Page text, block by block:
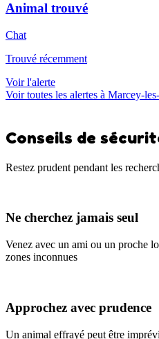
Animal trouvé
Chat
Trouvé récemment
Voir l'alerte
Voir toutes les alertes à Marcey-
Conseils de
Restez prudent pendant les
Ne cherchez jamais seul
Venez avec un ami ou un proche
zones inconnues
Approchez avec prudence
Un animal effrayé peut être